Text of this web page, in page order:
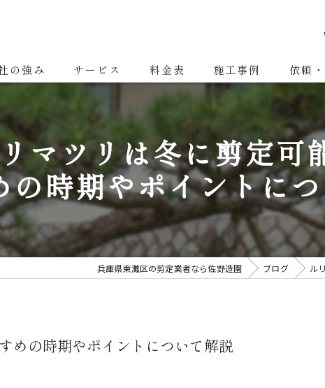
の強み サービス
除草・草刈り
伐採
庭園管理
料金表 施工事例 依頼
マツリは冬に剪定可
の時期やポイントに
兵庫県東灘区の剪定業者なら佐野造園 ブログ ル
めの時期やポイントについて解説